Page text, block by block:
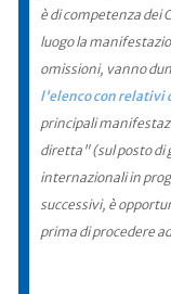
è di competenza dei
luogo la
omissioni, vanno
l'elenco con relativi
principali
diretta" (sul posto di
internazionali in
successivi, è
prima di procedere